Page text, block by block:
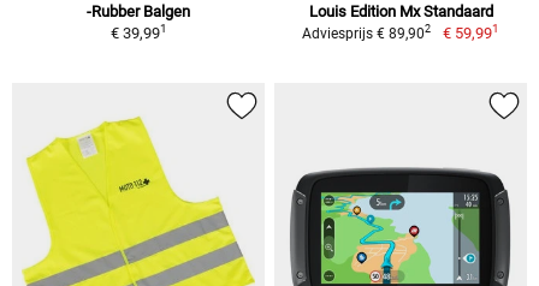
-Rubber Balgen
€ 39,991
Louis Edition Mx Standaard
Adviesprijs € 89,902 € 59,991